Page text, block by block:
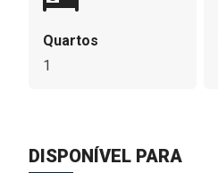
Quartos
1
DISPONÍVEL PARA